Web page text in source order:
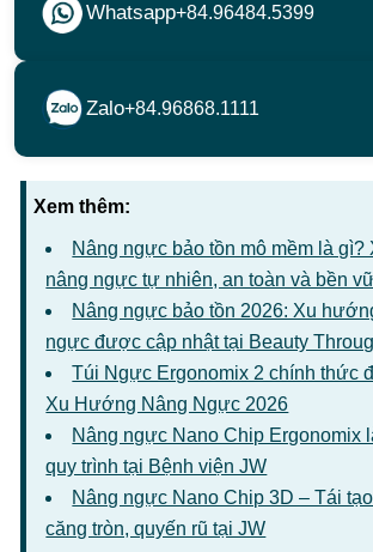
Whatsapp+84.96484.5399
Zalo+84.96868.1111
Xem thêm:
Nâng ngực bảo tồn mô mềm là gì?
nâng ngực tự nhiên, an toàn và bền
Nâng ngực bảo tồn 2026: Xu
ngực được cập nhật tại Beauty
Túi Ngực Ergonomix 2 chính thức
Xu Hướng Nâng Ngực 2026
Nâng ngực Nano Chip Ergonomix
quy trình tại Bệnh viện JW
Nâng ngực Nano Chip 3D – Tái
căng tròn, quyến rũ tại JW